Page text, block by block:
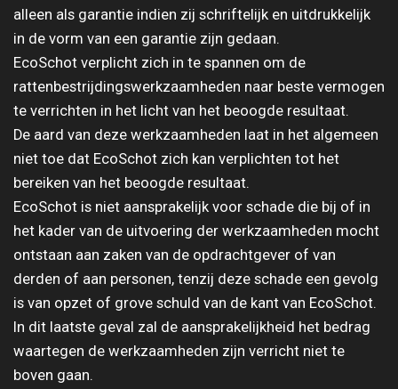
alleen als garantie indien zij schriftelijk en uitdrukkelijk
in de vorm van een garantie zijn gedaan.
EcoSchot verplicht zich in te spannen om de
rattenbestrijdingswerkzaamheden naar beste vermogen
te verrichten in het licht van het beoogde resultaat.
De aard van deze werkzaamheden laat in het algemeen
niet toe dat EcoSchot zich kan verplichten tot het
bereiken van het beoogde resultaat.
EcoSchot is niet aansprakelijk voor schade die bij of in
het kader van de uitvoering der werkzaamheden mocht
ontstaan aan zaken van de opdrachtgever of van
derden of aan personen, tenzij deze schade een gevolg
is van opzet of grove schuld van de kant van EcoSchot.
In dit laatste geval zal de aansprakelijkheid het bedrag
waartegen de werkzaamheden zijn verricht niet te
boven gaan.